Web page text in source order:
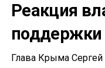
Реакция
поддержки
Глава Крыма Сергей